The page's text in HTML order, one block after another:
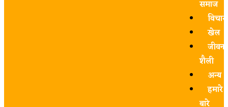
समाज
विचार
खेल
जीवन-
शैली
अन्य
हमारे
बारे